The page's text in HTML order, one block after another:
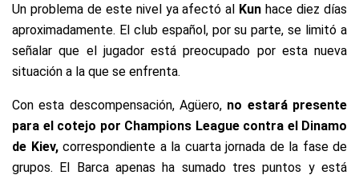
Un problema de este nivel ya afectó al Kun hace diez días
aproximadamente. El club español, por su parte, se limitó a
señalar que el jugador está preocupado por esta nueva
situación a la que se enfrenta.
Con esta descompensación, Agüero, no estará presente
para el cotejo por Champions League contra el Dinamo
de Kiev,correspondiente a la cuarta jornada de la fase de
grupos. El Barca apenas ha sumado tres puntos y está